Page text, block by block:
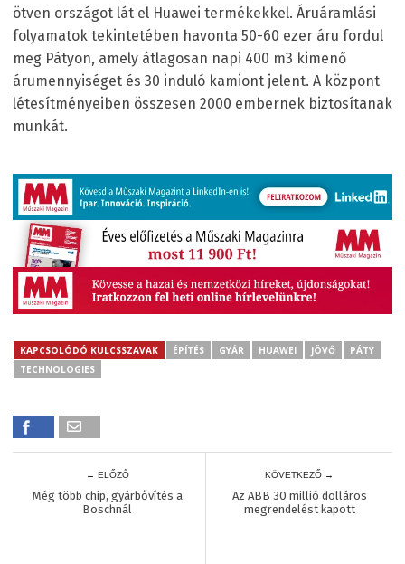
ötven országot lát el Huawei termékekkel. Áruáramlási
folyamatok tekintetében havonta 50-60 ezer áru fordul
meg Pátyon, amely átlagosan napi 400 m3 kimenő
árumennyiséget és 30 induló kamiont jelent. A központ
létesítményeiben összesen 2000 embernek biztosítanak
munkát.
KAPCSOLÓDÓ KULCSSZAVAK ÉPÍTÉS GYÁR HUAWEI JÖVŐ
PÁTY
TECHNOLOGIES
← ELŐZŐ
Még több chip, gyárbővítés a
Boschnál
KÖVETKEZŐ →
Az ABB 30 millió dolláros
megrendelést kapott